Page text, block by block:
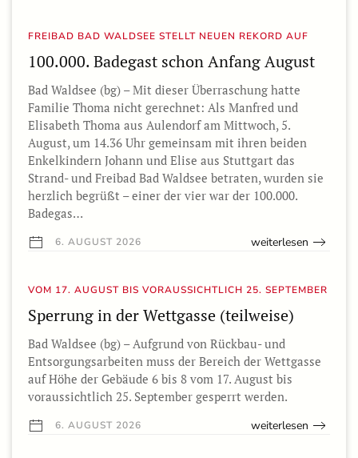
FREIBAD BAD WALDSEE STELLT NEUEN REKORD AUF
100.000. Badegast schon Anfang August
Bad Waldsee (bg) – Mit dieser Überraschung hatte
Familie Thoma nicht gerechnet: Als Manfred und
Elisabeth Thoma aus Aulendorf am Mittwoch, 5.
August, um 14.36 Uhr gemeinsam mit ihren beiden
Enkelkindern Johann und Elise aus Stuttgart das
Strand- und Freibad Bad Waldsee betraten, wurden sie
herzlich begrüßt – einer der vier war der 100.000.
Badegas…
6. AUGUST 2026 weiterlesen
VOM 17. AUGUST BIS VORAUSSICHTLICH 25. SEPTEMBER
Sperrung in der Wettgasse (teilweise)
Bad Waldsee (bg) – Aufgrund von Rückbau- und
Entsorgungsarbeiten muss der Bereich der Wettgasse
auf Höhe der Gebäude 6 bis 8 vom 17. August bis
voraussichtlich 25. September gesperrt werden.
6. AUGUST 2026 weiterlesen